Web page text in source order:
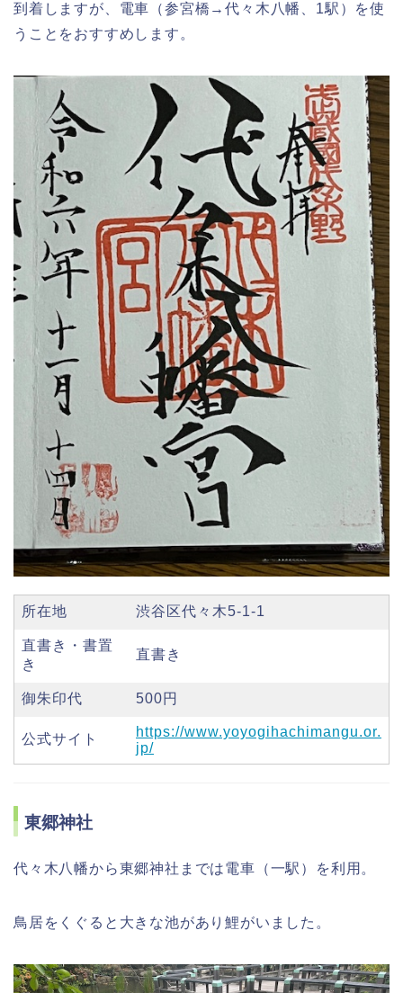
到着しますが、電車（参宮橋→代々木八幡、1駅）を使
うことをおすすめします。
所在地 渋谷区代々木5-1-1
直書き・書置
き
直書き
御朱印代 500円
公式サイト
https://www.yoyogihachimangu.or.
jp/
東郷神社
代々木八幡から東郷神社までは電車（一駅）を利用。
鳥居をくぐると大きな池があり鯉がいました。